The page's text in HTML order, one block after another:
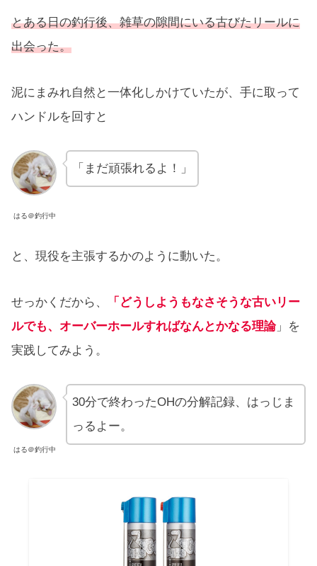
とある日の釣行後、雑草の隙間にいる古びたリールに
出会った。
泥にまみれ自然と一体化しかけていたが、手に取って
ハンドルを回すと
はる＠釣行中
「まだ頑張れるよ！」
と、現役を主張するかのように動いた。
せっかくだから、 「 どうしようもなさそうな古い リー
ルでも、オーバーホールすればなんとかなる理論」を
実践してみよう。
はる＠釣行中
30分で終わったOHの分解記録、はっじま
っるよー。